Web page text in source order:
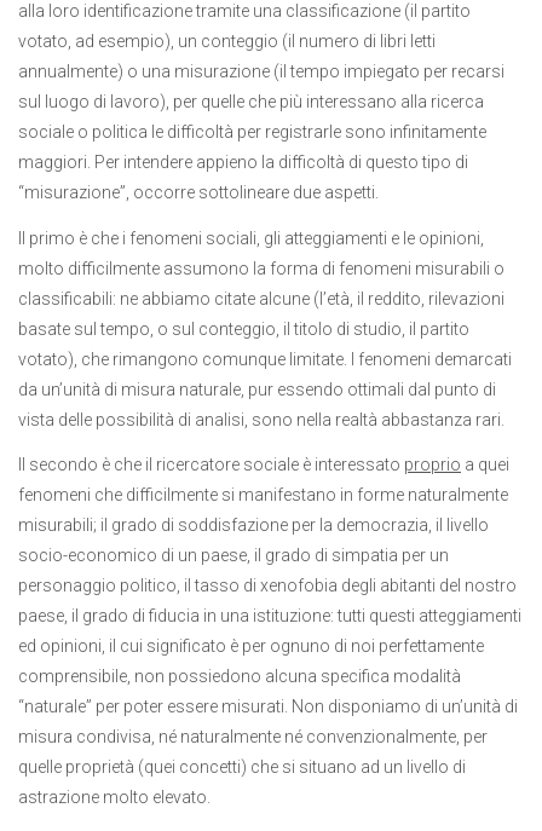
alla loro identificazione tramite una classificazione (il partito
votato, ad esempio), un conteggio (il numero di libri letti
annualmente) o una misurazione (il tempo impiegato per recarsi
sul luogo di lavoro), per quelle che più interessano alla ricerca
sociale o politica le difficoltà per registrarle sono infinitamente
maggiori. Per intendere appieno la difficoltà di questo tipo di
“misurazione”, occorre sottolineare due aspetti.
Il primo è che i fenomeni sociali, gli atteggiamenti e le opinioni,
molto difficilmente assumono la forma di fenomeni misurabili o
classificabili: ne abbiamo citate alcune (l’età, il reddito, rilevazioni
basate sul tempo, o sul conteggio, il titolo di studio, il partito
votato), che rimangono comunque limitate. I fenomeni demarcati
da un’unità di misura naturale, pur essendo ottimali dal punto di
vista delle possibilità di analisi, sono nella realtà abbastanza rari.
Il secondo è che il ricercatore sociale è interessato proprio a quei
fenomeni che difficilmente si manifestano in forme naturalmente
misurabili; il grado di soddisfazione per la democrazia, il livello
socio-economico di un paese, il grado di simpatia per un
personaggio politico, il tasso di xenofobia degli abitanti del nostro
paese, il grado di fiducia in una istituzione: tutti questi atteggiamenti
ed opinioni, il cui significato è per ognuno di noi perfettamente
comprensibile, non possiedono alcuna specifica modalità
“naturale” per poter essere misurati. Non disponiamo di un’unità di
misura condivisa, né naturalmente né convenzionalmente, per
quelle proprietà (quei concetti) che si situano ad un livello di
astrazione molto elevato.